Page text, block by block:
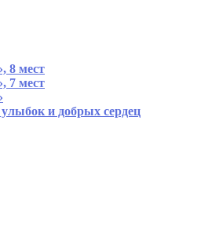
8 мест
7 мест
и добрых сердец